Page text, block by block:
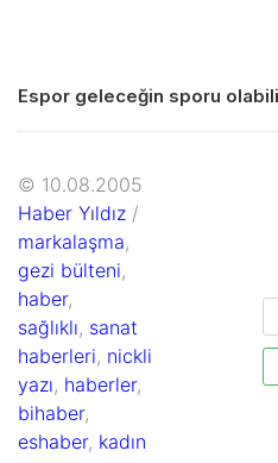
Espor geleceğin sporu
© 10.08.2005
Haber Yıldız /
markalaşma,
gezi bülteni,
haber,
sağlıklı, sanat
haberleri, nickli
yazı, haberler,
bihaber,
eshaber, kadın